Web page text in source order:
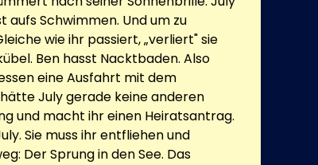
aufs Schwimmen. Und um zu
wie ihr passiert, „verliert" sie
Ben hasst Nacktbaden. Also
eine Ausfahrt mit dem
July gerade keine anderen
und macht ihr einen Heiratsantrag.
Sie muss ihr entfliehen und
Der Sprung in den See. Das